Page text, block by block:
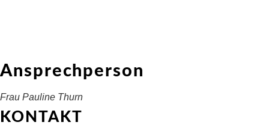
Ansprechperson
Frau Pauline Thurn
KONTAKT